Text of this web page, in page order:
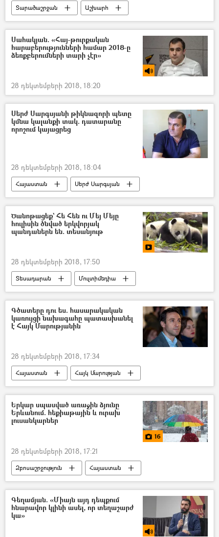
Տարածաշրջան
Աշխարհ
Վրաստանի Հանրապետություն
Սահակյան. «Հայ-թուրքական
հարաբերությունների համար 2018-ը
ձեռքբերումների տարի չէր»
28 դեկտեմբերի 2018, 18:20
Սերժ Սարգսյանի թիկնազորի պետը
կմնա կալանքի տակ. դատարանը
որոշում կայացրեց
28 դեկտեմբերի 2018, 18:04
Հայաստան Սերժ Սարգսյան
Ծանոթացեք` Հե Հեն ու Մեյ Մեյը
հուլիսին ծնված երկվորյակ
պանդաներն են. տեսանյութ
28 դեկտեմբերի 2018, 17:50
Տեսադարան Մուլտիմեդիա
Գծատերը դու ես. հասարակական
կառույցի նախագահը պատասխանել
է Հայկ Մարությանին
28 դեկտեմբերի 2018, 17:34
Հայաստան Հայկ Մարության
Երկար սպասված առաջին ձյունը
Երևանում. հեքիաթային և ուրախ
լուսանկարներ
16
28 դեկտեմբերի 2018, 17:21
Զբոսաշրջություն
Հայաստան
հասարակություն
Լուսանկարներ
Մուլտիմեդիա
Գեղամյան. «Միայն այդ դեպքում
հնարավոր կլինի ասել, որ տեղաշարժ
կա»